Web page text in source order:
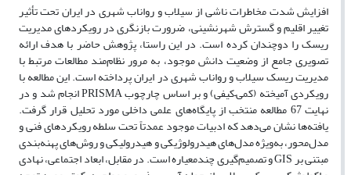
افزایش شدت مخاطرات ناشی از سیلاب و رواناب شهری در ایران تحت تأثیر
تغییر اقلیم و گسترش شهرنشینی، ضرورت بازنگری در رویکردهای مدیریت
ریسک را دوچندان کرده است. در این راستا، پژوهش حاضر با هدف ارائه
تصویری جامع از وضعیت دانش موجود، به مرور نظام‌مند مطالعات مرتبط با
مدیریت ریسک سیلاب و رواناب شهری در ایران پرداخته است. این مطالعه با
رویکردی آمیخته (کمی–کیفی) و بر اساس چارچوب PRISMA انجام شد و در
نهایت 67 مطالعه منتخب از پایگاه‌های علمی داخلی مورد تحلیل قرار گرفت.
یافته‌ها نشان می‌دهد که ادبیات موجود عمدتاً تحت سلطه رویکردهای فنی و
مدل‌محور، به‌ویژه مدل‌های هیدرولوژیکی و هیدرولیکی و روش‌های پهنه‌بندی
مبتنی بر GIS و تصمیم‌گیری چندمعیاره است. در مقابل، ابعاد اجتماعی، نهادی